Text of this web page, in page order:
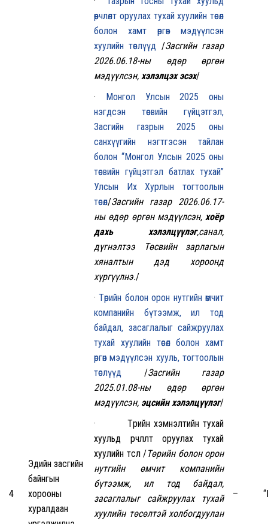
4
Эдийн засгийн
байнгын
хорооны
хуралдаан
өөрчлөлт оруулах тухай хуулийн төсөл
болон хамт өргөн мэдүүлсэн
хуулийн төслүүд /Засгийн газар
2026.06.18-ны өдөр өргөн
мэдүүлсэн, хэлэлцэх эсэх/
· Монгол Улсын 2025 оны
нэгдсэн төсвийн гүйцэтгэл,
Засгийн газрын 2025 оны
санхүүгийн нэгтгэсэн тайлан
болон “Монгол Улсын 2025 оны
төсвийн гүйцэтгэл батлах тухай”
Улсын Их Хурлын тогтоолын
төсөл/Засгийн газар 2026.06.17-
ны өдөр өргөн мэдүүлсэн, хоёр
дахь хэлэлцүүлэг,санал,
дүгнэлтээ Төсвийн зарлагын
хяналтын дэд хороонд
хүргүүлнэ./
·Төрийн болон орон нутгийн өмчит
компанийн бүтээмж, ил тод
байдал, засаглалыг сайжруулах
тухай хуулийн төсөл болон хамт
өргөн мэдүүлсэн хууль, тогтоолын
төслүүд /Засгийн газар
2025.01.08-ны өдөр өргөн
мэдүүлсэн, эцсийн хэлэлцүүлэг/
· Төрийн хэмнэлтийн тухай
хуульд өөрчлөлт оруулах тухай
хуулийн төсөл /Төрийн болон орон
нутгийн өмчит компанийн
бүтээмж, ил тод байдал,
засаглалыг сайжруулах тухай
хуулийн төсөлтэй холбогдуулан
–